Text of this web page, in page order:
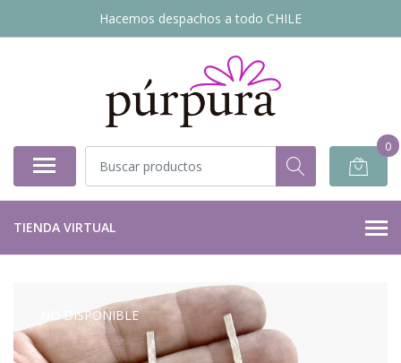
Hacemos despachos a todo CHILE
0
TIENDA VIRTUAL
NO DISPONIBLE